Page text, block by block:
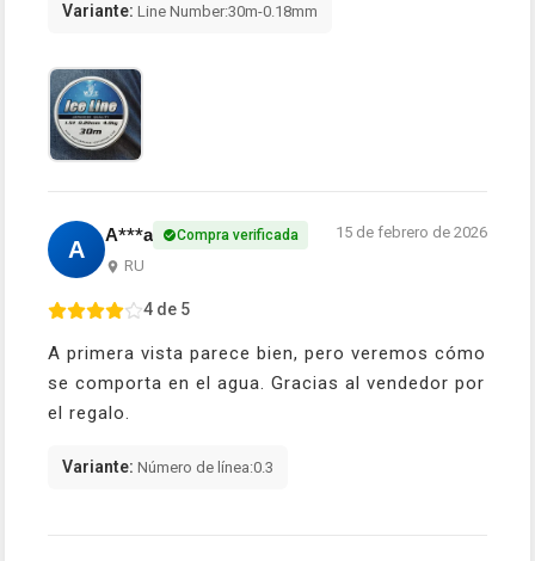
Variante: Line Number:30m-0.18mm
А А***а Compra verificada
RU
15 de febrero de 2026
4 de 5
A primera vista parece bien, pero veremos cómo
se comporta en el agua. Gracias al vendedor por
el regalo.
Variante: Número de línea:0.3